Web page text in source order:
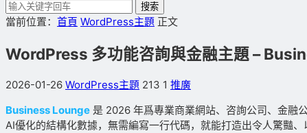
搜索
當前位置： 首頁 WordPress主題 正文
WordPress 多功能咨詢與金融主題 –
2026-01-26 WordPress主題 213 1 推廣
Business Lounge 是 2026 年爲專業商業網站、咨詢公司、金融
AI優化的結構化數據，無需編寫一行代碼，就能打造出令人驚豔、